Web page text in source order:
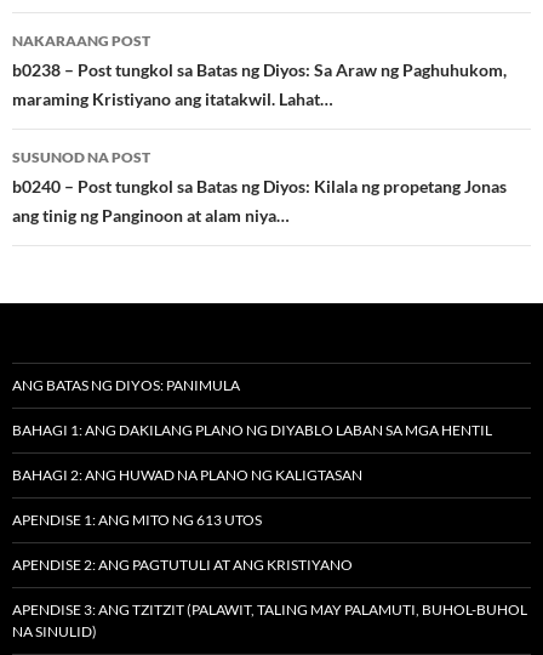
Post
navigation
NAKARAANG POST
b0238 – Post tungkol sa Batas ng Diyos: Sa Araw ng Paghuhukom,
maraming Kristiyano ang itatakwil. Lahat…
SUSUNOD NA POST
b0240 – Post tungkol sa Batas ng Diyos: Kilala ng propetang Jonas
ang tinig ng Panginoon at alam niya…
ANG BATAS NG DIYOS: PANIMULA
BAHAGI 1: ANG DAKILANG PLANO NG DIYABLO LABAN SA MGA HENTIL
BAHAGI 2: ANG HUWAD NA PLANO NG KALIGTASAN
APENDISE 1: ANG MITO NG 613 UTOS
APENDISE 2: ANG PAGTUTULI AT ANG KRISTIYANO
APENDISE 3: ANG TZITZIT (PALAWIT, TALING MAY PALAMUTI, BUHOL-BUHOL
NA SINULID)